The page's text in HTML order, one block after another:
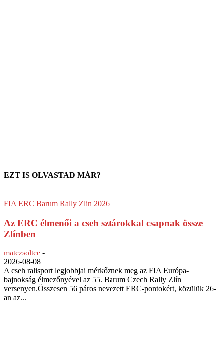
EZT IS OLVASTAD MÁR?
FIA ERC Barum Rally Zlin 2026
Az ERC élmenői a cseh sztárokkal csapnak össze
Zlínben
matezsoltee -
2026-08-08
A cseh ralisport legjobbjai mérkőznek meg az FIA Európa-
bajnokság élmezőnyével az 55. Barum Czech Rally Zlín
versenyen.Összesen 56 páros nevezett ERC-pontokért, közülük 26-
an az...